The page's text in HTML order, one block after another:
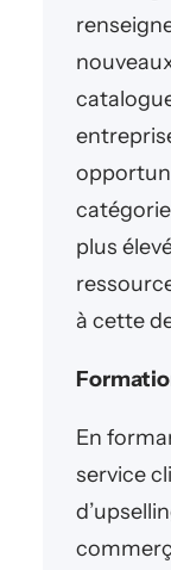
plus
à cette
En
service